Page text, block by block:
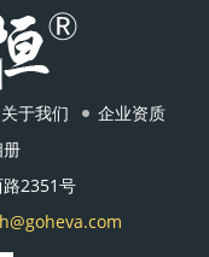
关于我们
企业资质
2351号